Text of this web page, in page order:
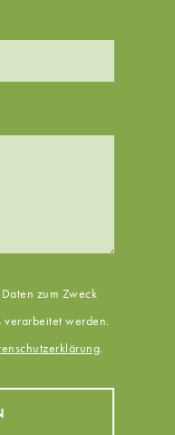
zum Zweck
verarbeitet werden.
.